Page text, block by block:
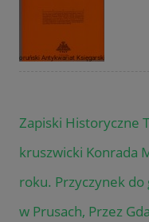
Zapiski Historyczne
kruszwicki Konrada
roku. Przyczynek
w Prusach, Przez